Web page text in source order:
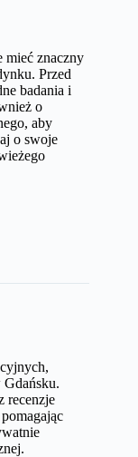
mieć znaczny
Przed
badania i
o
aby
o swoje
recenzje